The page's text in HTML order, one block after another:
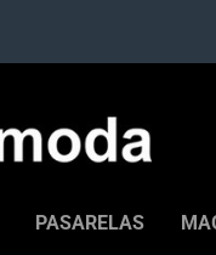
PASARELAS